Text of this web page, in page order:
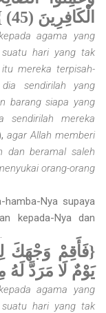
الْكَافِرِينَ (45) }
agama yang
hari yang tak
mereka terpisah-
sendirilah yang
barang siapa yang
sendirilah mereka
agar Allah memberi
dan beramal saleh
orang-orang
hamba-Nya supaya
kepada-Nya dan
{فَأَقِمْ وَجْهَكَ
يَوْمٌ لَا مَرَدَّ لَهُ
agama yang
hari yang tak